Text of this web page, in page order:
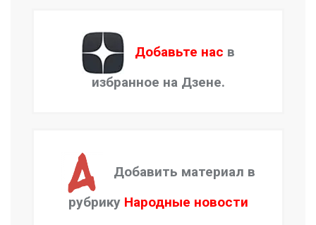
Добавьте нас в
избранное на Дзене.
Добавить материал в
рубрику Народные новости